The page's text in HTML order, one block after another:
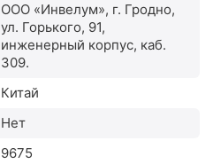
ООО «Инвелум», г. Гродно,
ул. Горького, 91,
инженерный корпус, каб.
309.
Китай
Нет
9675